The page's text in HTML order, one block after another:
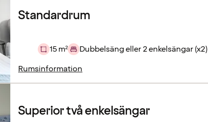
Standardrum
15 m²
Dubbelsäng eller 2 enkelsängar (x2)
Rumsinformation
Superior två enkelsängar